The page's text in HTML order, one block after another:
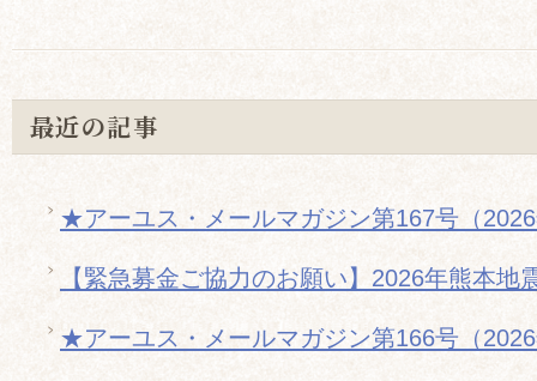
最近の記事
★アーユス・メールマガジン第167号（
【緊急募金ご協力のお願い】2026年熊本地
★アーユス・メールマガジン第166号（